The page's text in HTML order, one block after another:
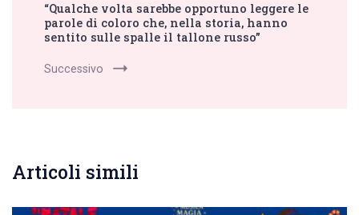
“Qualche volta sarebbe opportuno leggere le
parole di coloro che, nella storia, hanno
sentito sulle spalle il tallone russo”
Successivo
Articoli simili